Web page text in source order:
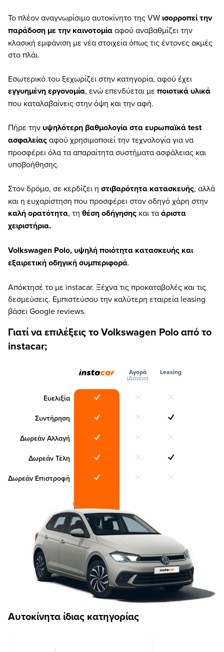
Το πλέον αναγνωρίσιμο αυτοκίνητο της VW ισορροπεί την
παράδοση με την καινοτομίααφού αναβαθμίζει την
κλασική εμφάνιση με νέα στοιχεία όπως τις έντονες ακμές
στο πλάι.
Εσωτερικό του ξεχωρίζει στην κατηγορία, αφού έχει
εγγυημένη εργονομία, ενώ επενδύεται με ποιοτικά υλικά
που καταλαβαίνεις στην όψη και την αφή.
Πήρε την υψηλότερη βαθμολογία στα ευρωπαϊκά test
ασφαλείαςαφού χρησιμοποιεί την τεχνολογία για να
προσφέρει όλα τα απαραίτητα συστήματα ασφάλειας και
υποβοήθησης.
Στον δρόμο, σε κερδίζει η στιβαρότητα κατασκευής, αλλά
και η ευχαρίστηση που προσφέρει στον οδηγό χάρη στην
καλή ορατότητα, τη θέση οδήγησης και ταάριστα
χειριστήρια.
Volkswagen Polo, υψηλή ποιότητα κατασκευής και
εξαιρετική οδηγική συμπεριφορά.
Απόκτησέ το με instacar. Ξέχνα τις προκαταβολές και τις
δεσμεύσεις. Εμπιστεύσου την καλύτερη εταιρεία leasing
βάσει Google reviews.
Γιατί να επιλέξεις το Volkswagen Polo από το
instacar;
Ευελιξία
Συντήρηση
Δωρεάν Αλλαγή
Δωρεάν Τέλη
Δωρεάν Επιστροφή
Αγορά
(Δάνειο)
Leasing
Αυτοκίνητα ίδιας κατηγορίας